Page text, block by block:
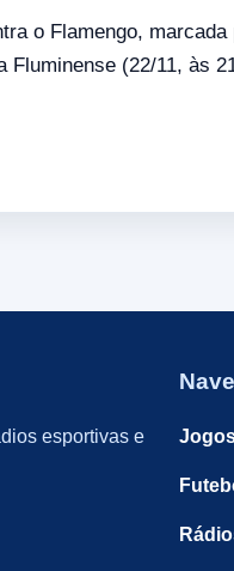
o Flamengo,
(22/11, às
esportivas e